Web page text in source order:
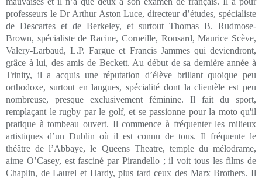
professeurs le Dr Arthur Aston Luce, directeur d’études, spécialiste
de Descartes et de Berkeley, et surtout Thomas B. Rudmose-
Brown, spécialiste de Racine, Corneille, Ronsard, Maurice Scève,
Valery-Larbaud, L.P. Fargue et Francis Jammes qui deviendront,
grâce à lui, des amis de Beckett. Au début de sa dernière année à
Trinity, il a acquis une réputation d’élève brillant quoique peu
orthodoxe, surtout en langues, spécialité dont la clientèle est peu
nombreuse, presque exclusivement féminine. Il fait du sport,
remplaçant le rugby par le golf, et se passionne pour la moto qu'il
pratique à tombeau ouvert. Il commence à fréquenter les milieux
artistiques d’un Dublin où il est connu de tous. Il fréquente le
théâtre de l’Abbaye, le Queens Theatre, temple du mélodrame,
aime O’Casey, est fasciné par Pirandello ; il voit tous les films de
Chaplin, de Laurel et Hardy, plus tard ceux des Marx Brothers. Il